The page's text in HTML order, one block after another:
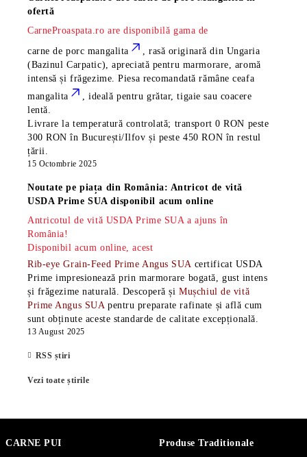
ofertă
CarneProaspata.ro are disponibilă gama de
carne de porc mangalita
, rasă originară din Ungaria
(Bazinul Carpatic), apreciată pentru marmorare, aromă
intensă și frăgezime. Piesa recomandată rămâneceafa
mangalita
, ideală pentru grătar, tigaie sau coacere
lentă.
Livrare la temperatură controlată; transport 0 RON peste
300 RON în București/Ilfov și peste 450 RON în restul
țării.
15 Octombrie 2025
Noutate pe piața din România: Antricot de vită
USDA Prime SUA disponibil acum online
Antricotul de vită USDA Prime SUA a ajuns în
România!
Disponibil acum online, acest
Rib-eye Grain-Feed Prime Angus SUA certificat USDA
Prime impresionează prin marmorare bogată, gust intens
și frăgezime naturală. Descoperă șiMușchiul de vită
Prime Angus SUA pentru preparate rafinate și află cum
sunt obținute aceste standarde de calitate excepțională.
13 August 2025
RSS știri
Vezi toate știrile
CARNE PUI Produse Traditionale